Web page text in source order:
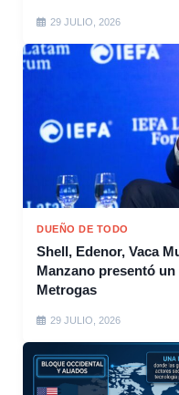
29 JULIO, 2026
DUEÑO DE TODO
Shell, Edenor, Vaca
Manzano presentó
Metrogas
29 JULIO, 2026